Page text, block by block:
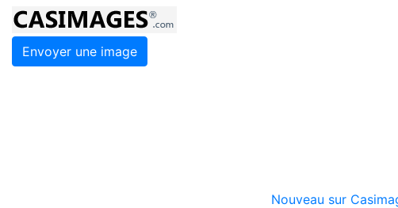
Envoyer une image
Nouveau sur